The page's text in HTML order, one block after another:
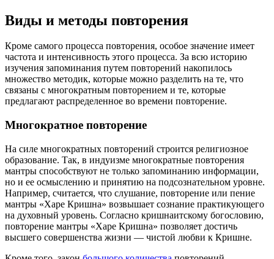
Виды и методы повторения
Кроме самого процесса повторения, особое значение имеет
частота и интенсивность этого процесса. За всю историю
изучения запоминания путем повторений накопилось
множество методик, которые можно разделить на те, что
связаны с многократным повторением и те, которые
предлагают распределенное во времени повторение.
Многократное повторение
На силе многократных повторений строится религиозное
образование. Так, в индуизме многократные повторения
мантры способствуют не только запоминанию информации,
но и ее осмыслению и принятию на подсознательном уровне.
Например, считается, что слушание, повторение или пение
мантры «Харе Кришна» возвышает сознание практикующего
на духовный уровень. Согласно кришнаитскому богословию,
повторение мантры «Харе Кришна» позволяет достичь
высшего совершенства жизни — чистой любви к Кришне.